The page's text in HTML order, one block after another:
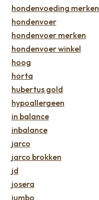
hondenvoeding merken
hondenvoer
hondenvoer merken
hondenvoer winkel
hoog
horta
hubertus gold
hypoallergeen
in balance
inbalance
jarco
jarco brokken
jd
josera
jumbo